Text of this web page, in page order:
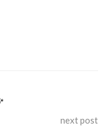
next post